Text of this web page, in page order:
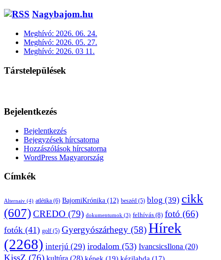
Nagybajom.hu
Meghívó: 2026. 06. 24.
Meghívó: 2026. 05. 27.
Meghívó: 2026. 03 11.
Társtelepülések
Bejelentkezés
Bejelentkezés
Bejegyzések hírcsatorna
Hozzászólások hírcsatorna
WordPress Magyarország
Címkék
Alternaiv (4) atlétika (6) BajomiKrónika (12) beszéd (5) blog (39) cikk
(607)CREDO (79) dokumentumok (3) felhívás (8) fotó (66)
fotók (41) golf (5) Gyergyószárhegy (58)Hírek
(2268) interjú (29) irodalom (53) IvancsicsIlona (20)
KissZ (76)